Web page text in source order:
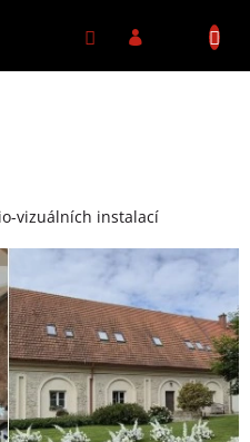
vizuálních instalací